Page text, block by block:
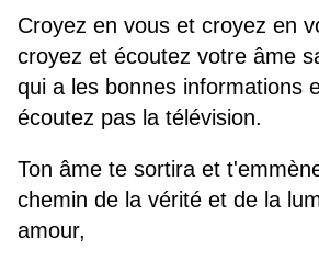
Croyez en vous et croyez en
croyez et écoutez votre âme
qui a les bonnes informations
écoutez pas la télévision.
Ton âme te sortira et
chemin de la vérité et de la
amour,